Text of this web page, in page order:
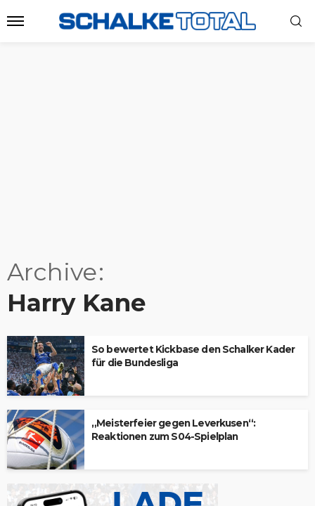
Archive
Harry Kane
So bewertet Kickbase den Schalker Kader
für die Bundesliga
„Meisterfeier gegen Leverkusen“:
Reaktionen zum S04-Spielplan